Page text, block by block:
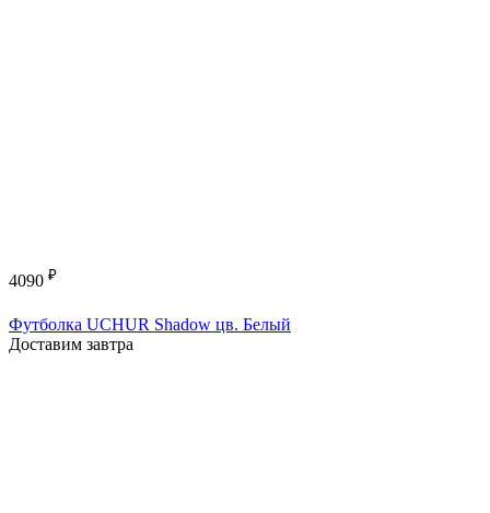
4090 ₽
Футболка UCHUR Shadow цв. Белый
Доставим завтра